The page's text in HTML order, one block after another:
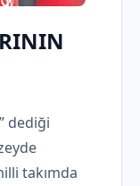
dediği
takımda